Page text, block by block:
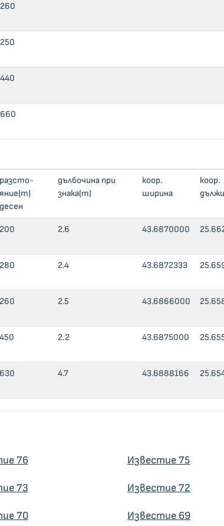
260
250
440
660
раз­сто­
яние(m)
десен
дъл­бо­чи­на при
знака(m)
коор.
ширина
коор.
200 2.6 43.6870000
280 2.4 43.6872333
260 2.5 43.6866000
450 2.2 43.6875000
630 4.7 43.6888166
76 Известие 75
73 Известие 72
70 Известие 69